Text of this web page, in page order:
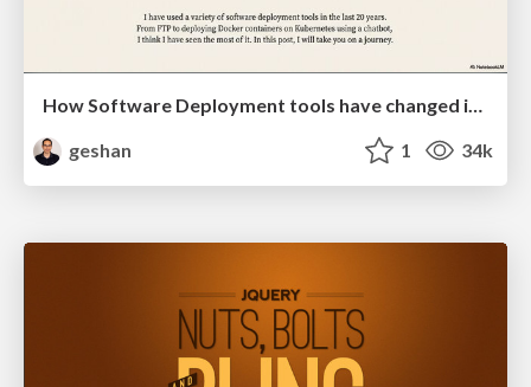
How Software Deployment tools have changed in the past 20 years
geshan
1 34k